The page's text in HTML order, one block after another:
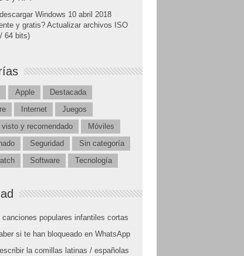
Windows 10 abril 2018
y gratis? Actualizar archivos ISO
64 bits)
Apple
Destacada
Internet
Juegos
visto y recomendado
Móviles
Seguridad
Sin categoría
Software Tecnología
canciones populares infantiles cortas
si te han bloqueado en WhatsApp
la comillas latinas / españolas